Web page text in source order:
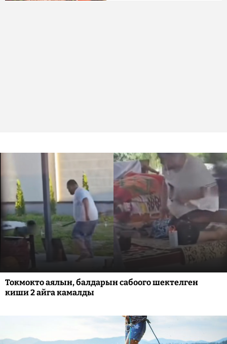
Токмокто аялын, балдарын сабоого шектелген
киши 2 айга камалды